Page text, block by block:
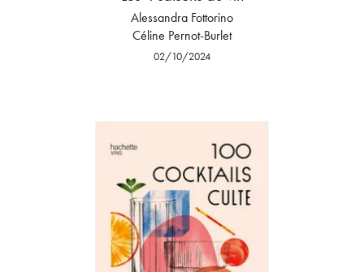
Alessandra Fottorino
Céline Pernot-Burlet
02/10/2024